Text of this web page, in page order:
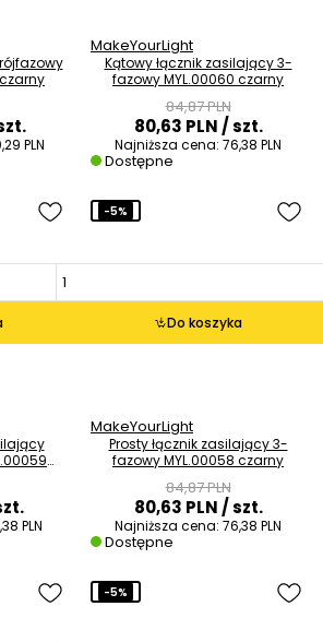
PLN
MakeYourLight
Kątowy łącznik zasilający 3-
fazowy MYL.00060 czarny
84,87 PLN
80,63 PLN/ szt.
Najniższa cena: 76,38 PLN
Dostępne
PLN
Do koszyka
-5%
MakeYourLight
Prosty łącznik zasilający 3-
fazowy MYL.00058 czarny
84,87 PLN
80,63 PLN/ szt.
Najniższa cena: 76,38 PLN
Dostępne
-5%